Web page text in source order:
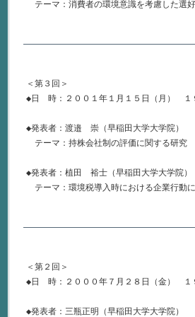
テーマ：消費者の環境意識を考慮した選
＜第３回＞
◆日　時：２００１年１月１５日（月）　
◆発表者：渡邉　崇（早稲田大学大学院）
テーマ：持株会社制の評価に関する研究
◆発表者：植田　裕士（早稲田大学大学院）
テーマ：環境税導入時における企業行動
＜第２回＞
◆日　時：２０００年７月２８日（金）　
◆発表者：三瓶正明（早稲田大学大学院）